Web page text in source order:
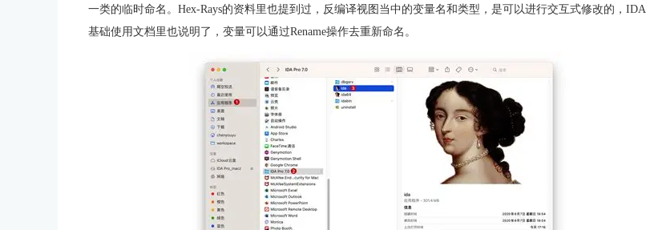
一类的临时命名。Hex-Rays的资料里也提到过，反编译视图当中的变量名和类型，是可以进行交互式修改的，IDA
基础使用文档里也说明了，变量可以通过Rename操作去重新命名。